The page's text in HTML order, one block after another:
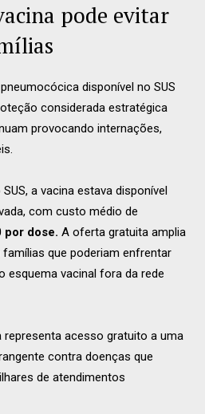
pode evitar
disponível no SUS
considerada estratégica
provocando internações,
a vacina estava disponível
com custo médio de
por dose. A oferta gratuita amplia
que poderiam enfrentar
esquema vacinal fora da rede
representa acesso gratuito a uma
contra doenças que
de atendimentos